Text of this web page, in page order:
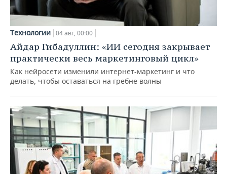
Технологии 04 авг, 00:00
Айдар Гибадуллин: «ИИ сегодня закрывает
практически весь маркетинговый цикл»
Как нейросети изменили интернет-маркетинг и что
делать, чтобы оставаться на гребне волны